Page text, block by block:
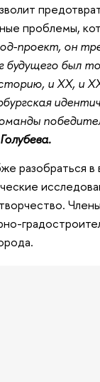
проблемы,
проект, он
будущего был
и XX, и
разобраться